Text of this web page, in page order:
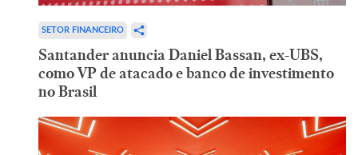
SETOR FINANCEIRO
Santander anuncia Daniel Bassan, ex-UBS,
como VP de atacado e banco de investimento
no Brasil